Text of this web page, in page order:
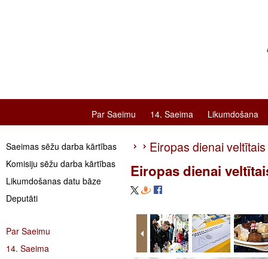
Par Saeimu 14. Saeima Likumdošana
Saeimas sēžu darba kārtības
Komisiju sēžu darba kārtības
Likumdošanas datu bāze
Deputāti
Par Saeimu
14. Saeima
Eiropas dienai
Eiropas dienai